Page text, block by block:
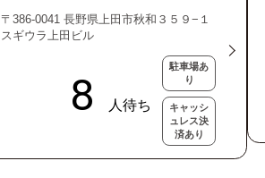
〒386-0041 長野県上田市秋和３５９−１
スギウラ上田ビル
駐車場あ
り
キャッシ
ュレス決
済あり